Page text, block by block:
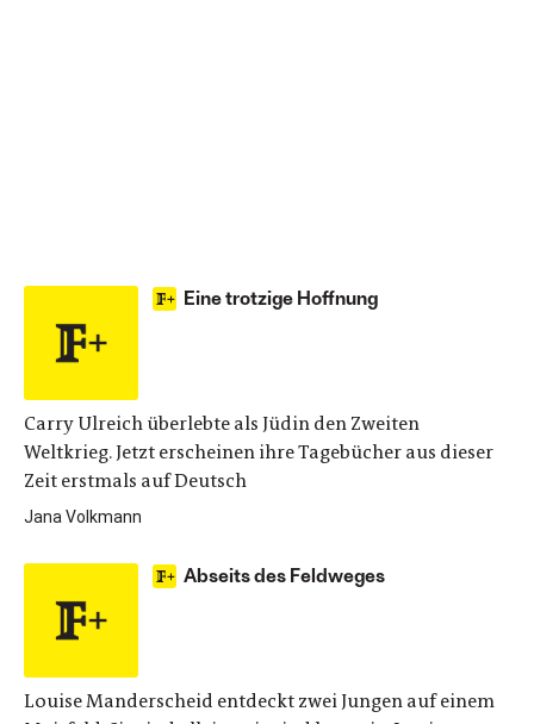
Eine trotzige Hoffnung
Carry Ulreich überlebte als Jüdin den Zweiten
Weltkrieg. Jetzt erscheinen ihre Tagebücher aus dieser
Zeit erstmals auf Deutsch
Jana Volkmann
Abseits des Feldweges
Louise Manderscheid entdeckt zwei Jungen auf einem